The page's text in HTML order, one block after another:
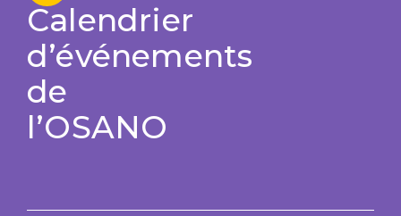
Calendrier
d’événements
de
l’OSANO